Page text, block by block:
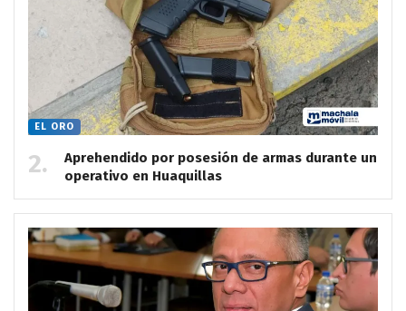
EL ORO
Aprehendido por posesión de armas durante un
operativo en Huaquillas